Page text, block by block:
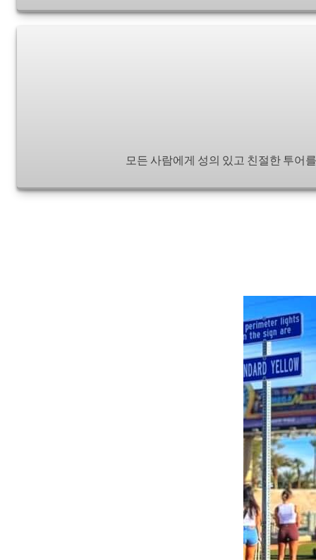
모든 사람에게 성의 있고 친절한 투어